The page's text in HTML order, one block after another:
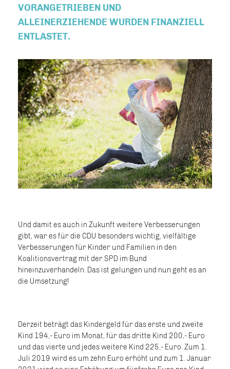
VORANGETRIEBEN UND
ALLEINERZIEHENDE WURDEN FINANZIELL
ENTLASTET.
Und damit es auch in Zukunft weitere Verbesserungen
gibt, war es für die CDU besonders wichtig, vielfältige
Verbesserungen für Kinder und Familien in den
Koalitionsvertrag mit der SPD im Bund
hineinzuverhandeln. Das ist gelungen und nun geht es an
die Umsetzung!
Derzeit beträgt das Kindergeld für das erste und zweite
Kind 194,- Euro im Monat, für das dritte Kind 200,- Euro
und das vierte und jedes weitere Kind 225,- Euro. Zum 1.
Juli 2019 wird es um zehn Euro erhöht und zum 1. Januar